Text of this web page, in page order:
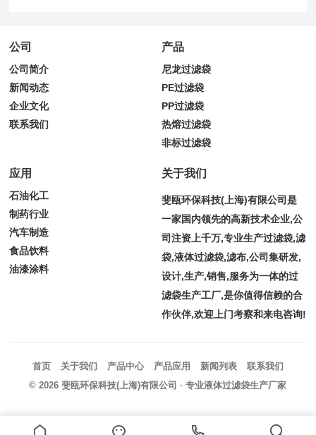
公司
公司简介
新闻动态
企业文化
联系我们
产品
尼龙过滤袋
PE过滤袋
PP过滤袋
热熔过滤袋
非标过滤袋
应用
石油化工
制药行业
汽车制造
食品饮料
油漆涂料
关于我们
斐瓯环保科技(上海)有限公司是
一家国内领先的高新技术企业,公
司注资上千万,专业生产过滤袋,滤
袋,液体过滤袋,滤布,公司集研发,
设计,生产,销售,服务为一体的过
滤袋生产工厂,是你值得信赖的合
作伙伴,欢迎上门考察和来电咨询!
首页 关于我们 产品中心 产品应用 新闻列表
联系我们
© 2026斐瓯环保科技(上海)有限公司 · 专业液体过滤袋生产厂家